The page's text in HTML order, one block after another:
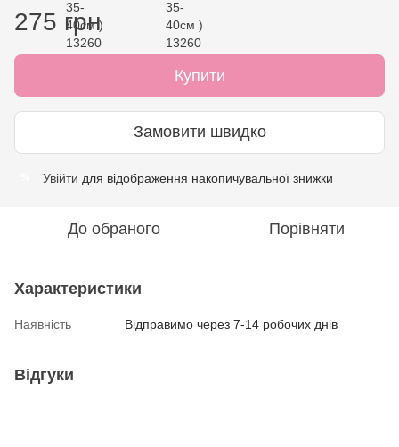
275 грн
Купити
Замовити швидко
Увійти для відображення накопичувальної знижки
До обраного Порівняти
Характеристики
Наявність Відправимо через 7-14 робочих днів
Відгуки